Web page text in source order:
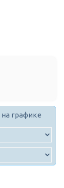
графике